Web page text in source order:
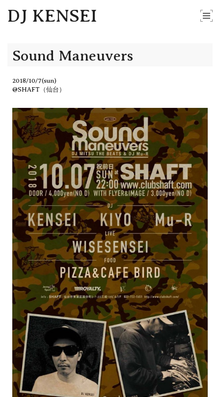
DJ KENSEI
Sound Maneuvers
2018/10/7(sun)
@SHAFT（仙台）